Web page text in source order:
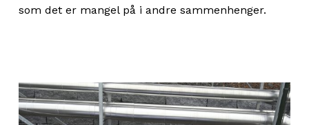
som det er mangel på i andre sammenhenger.